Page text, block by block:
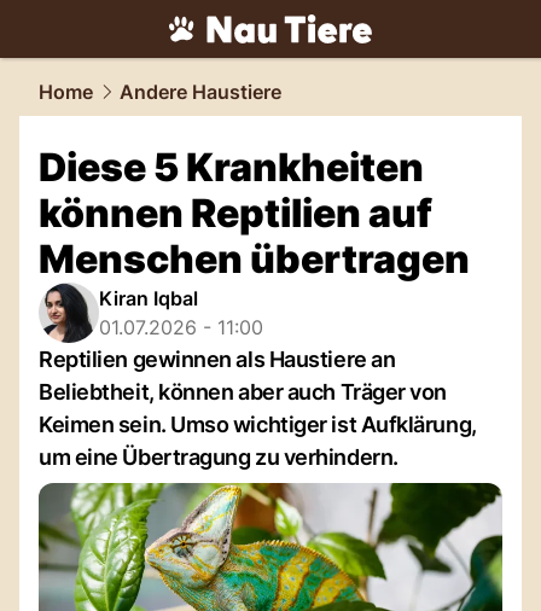
tiere.NAU.ch
Home Andere Haustiere
Diese 5 Krankheiten
können Reptilien auf
Menschen übertragen
Kiran Iqbal
01.07.2026 - 11:00
Reptilien gewinnen als Haustiere an
Beliebtheit, können aber auch Träger von
Keimen sein. Umso wichtiger ist Aufklärung,
um eine Übertragung zu verhindern.